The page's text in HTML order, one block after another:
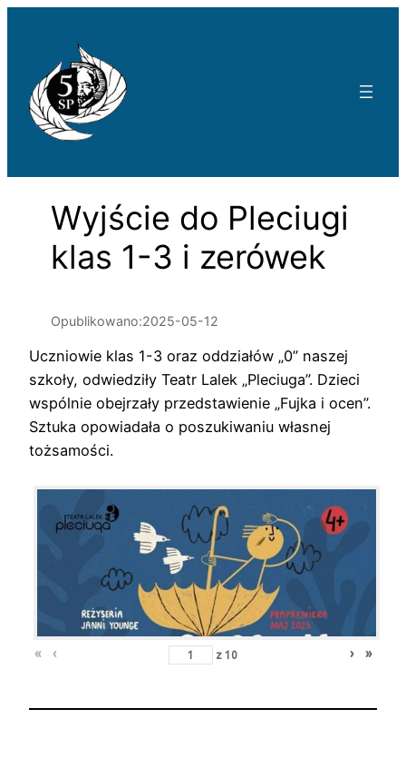
Wyjście do Pleciugi
klas 1-3 i zerówek
Opublikowano:2025-05-12
Uczniowie klas 1-3 oraz oddziałów „0” naszej
szkoły, odwiedziły Teatr Lalek „Pleciuga”. Dzieci
wspólnie obejrzały przedstawienie „Fujka i ocen”.
Sztuka opowiadała o poszukiwaniu własnej
tożsamości.
« ‹ z 10 › »